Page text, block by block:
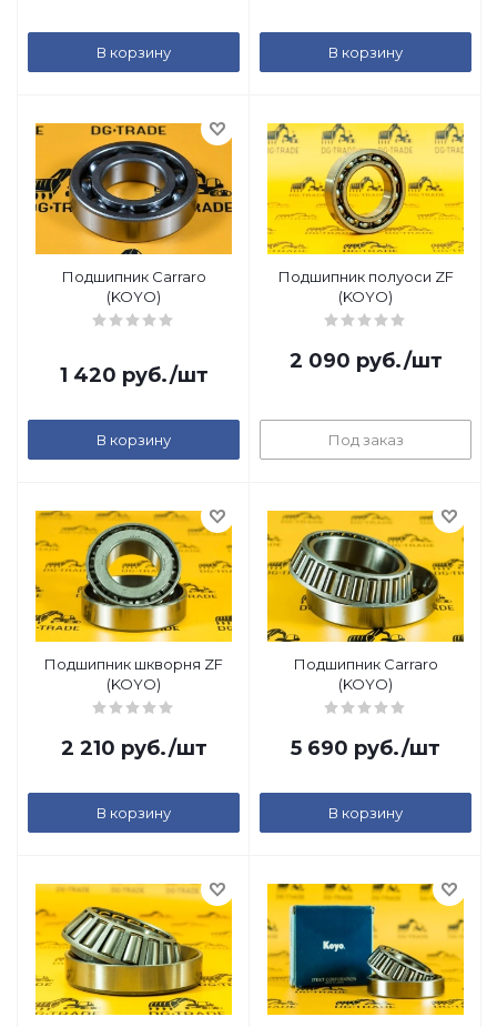
В корзину В корзину
Подшипник Carraro
(KOYO)
1 420 руб./шт
В корзину
Подшипник полуоси ZF
(KOYO)
2 090 руб./шт
Под заказ
Подшипник шкворня ZF
(KOYO)
2 210 руб./шт
В корзину
Подшипник Carraro
(KOYO)
5 690 руб./шт
В корзину